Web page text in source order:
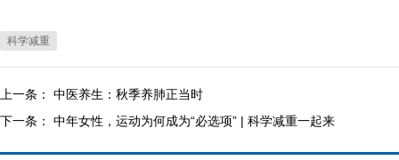
科学减重
上一条： 中医养生：秋季养肺正当时
下一条： 中年女性，运动为何成为“必选项” | 科学减重一起来